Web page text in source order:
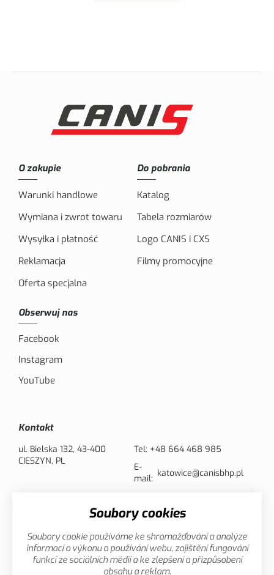
O zakupie
Warunki handlowe
Wymiana i zwrot towaru
Wysyłka i płatność
Reklamacja
Oferta specjalna
Do pobrania
Katalog
Tabela rozmiarów
Logo CANIS i CXS
Filmy promocyjne
Obserwuj nas
Facebook
Instagram
YouTube
Kontakt
ul. Bielska 132, 43-400
CIESZYN, PL
Tel: +48 664 468 985
E-
mail: katowice@canisbhp.pl
Soubory cookies
Soubory cookie používáme ke shromažďování a analýze
informací o výkonu a používání webu, zajištění fungování
funkcí ze sociálních médií a ke zlepšení a přizpůsobení
obsahu a reklam.